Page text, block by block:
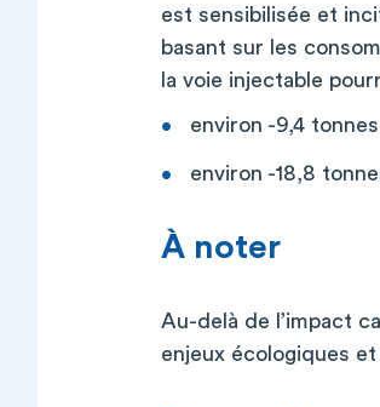
est sensibilisée et
basant sur les
la voie injectable
environ -9,4
environ -18,8
À noter
Au-delà de l’impact
enjeux écologiques